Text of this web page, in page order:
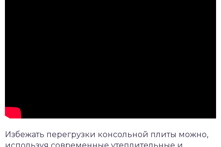
Избежать перегрузки консольной плиты можно,